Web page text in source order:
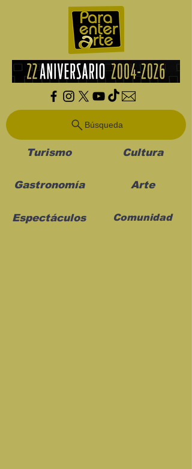
Búsqueda
Turismo Cultura
Gastronomía Arte
Espectáculos Comunidad